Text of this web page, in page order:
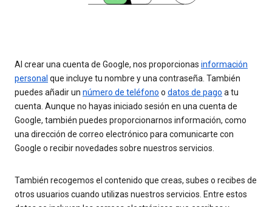
Al crear una cuenta de Google, nos proporcionas información
personal que incluye tu nombre y una contraseña. También
puedes añadir un número de teléfono o datos de pago a tu
cuenta. Aunque no hayas iniciado sesión en una cuenta de
Google, también puedes proporcionarnos información, como
una dirección de correo electrónico para comunicarte con
Google o recibir novedades sobre nuestros servicios.
También recogemos el contenido que creas, subes o recibes de
otros usuarios cuando utilizas nuestros servicios. Entre estos